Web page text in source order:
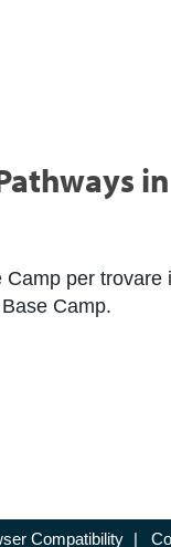
per
Camp.
Compatibility |